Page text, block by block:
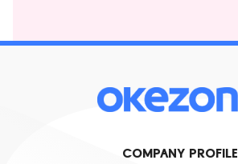
COMPANY PROFILE